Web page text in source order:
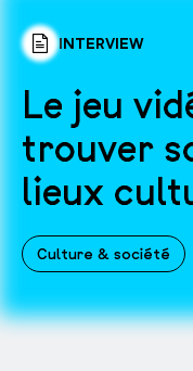
INTERVIEW
Le jeu
trouver
lieux
Culture & société